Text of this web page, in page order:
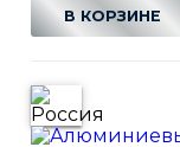
В КОРЗИНЕ